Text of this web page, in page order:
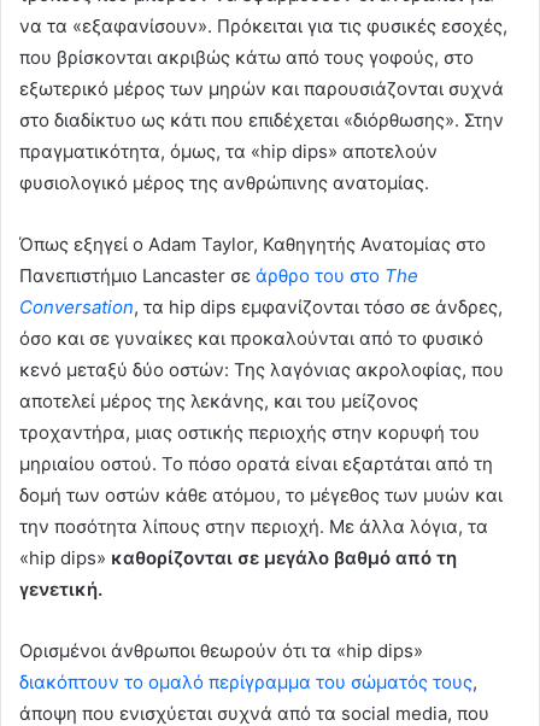
να τα «εξαφανίσουν». Πρόκειται για τις φυσικές εσοχές,
που βρίσκονται ακριβώς κάτω από τους γοφούς, στο
εξωτερικό μέρος των μηρών και παρουσιάζονται συχνά
στο διαδίκτυο ως κάτι που επιδέχεται «διόρθωσης». Στην
πραγματικότητα, όμως, τα «hip dips» αποτελούν
φυσιολογικό μέρος της ανθρώπινης ανατομίας.
Όπως εξηγεί ο Adam Taylor, Καθηγητής Ανατομίας στο
Πανεπιστήμιο Lancaster σε άρθρο του στο The
Conversation, τα hip dips εμφανίζονται τόσο σε άνδρες,
όσο και σε γυναίκες και προκαλούνται από το φυσικό
κενό μεταξύ δύο οστών: Της λαγόνιας ακρολοφίας, που
αποτελεί μέρος της λεκάνης, και του μείζονος
τροχαντήρα, μιας οστικής περιοχής στην κορυφή του
μηριαίου οστού. Το πόσο ορατά είναι εξαρτάται από τη
δομή των οστών κάθε ατόμου, το μέγεθος των μυών και
την ποσότητα λίπους στην περιοχή. Με άλλα λόγια, τα
«hip dips» καθορίζονται σε μεγάλο βαθμό από τη
γενετική.
Ορισμένοι άνθρωποι θεωρούν ότι τα «hip dips»
διακόπτουν το ομαλό περίγραμμα του σώματός τους,
άποψη που ενισχύεται συχνά από τα social media, που